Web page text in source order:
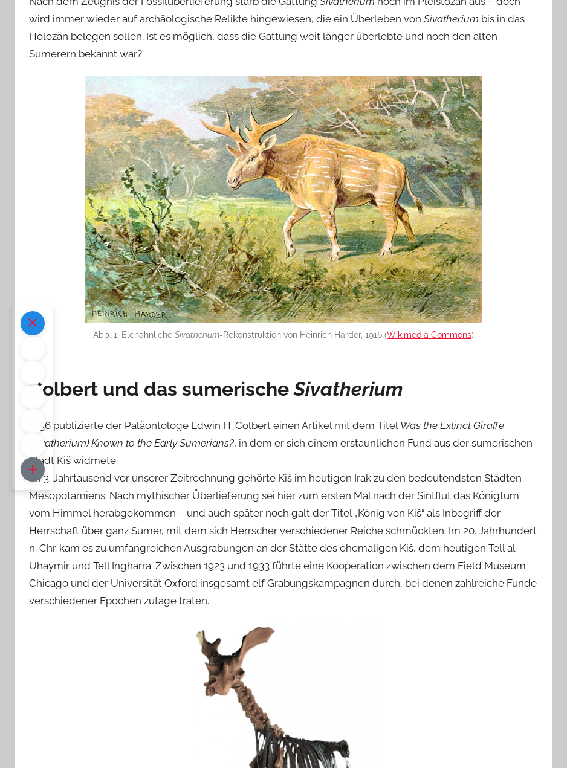
wird immer wieder auf archäologische Relikte hingewiesen, die ein Überleben von Sivatherium bis in das
Holozän belegen sollen. Ist es möglich, dass die Gattung weit länger überlebte und noch den alten
Sumerern bekannt war?
Abb. 1: ElchähnlicheSivatherium-Rekonstruktion von Heinrich Harder, 1916 (Wikimedia Commons)
Colbert und das sumerischeSivatherium
1936 publizierte der Paläontologe Edwin H. Colbert einen Artikel mit dem Titel Was the Extinct Giraffe
(Sivatherium) Known to the Early Sumerians?, in dem er sich einem erstaunlichen Fund aus der sumerischen
Stadt Kiš widmete.
Im 3. Jahrtausend vor unserer Zeitrechnung gehörte Kiš im heutigen Irak zu den bedeutendsten Städten
Mesopotamiens. Nach mythischer Überlieferung sei hier zum ersten Mal nach der Sintflut das Königtum
vom Himmel herabgekommen – und auch später noch galt der Titel „König von Kiš“ als Inbegriff der
Herrschaft über ganz Sumer, mit dem sich Herrscher verschiedener Reiche schmückten. Im 20. Jahrhundert
n. Chr. kam es zu umfangreichen Ausgrabungen an der Stätte des ehemaligen Kiš, dem heutigen Tell al-
Uhaymir und Tell Ingharra. Zwischen 1923 und 1933 führte eine Kooperation zwischen dem Field Museum
Chicago und der Universität Oxford insgesamt elf Grabungskampagnen durch, bei denen zahlreiche Funde
verschiedener Epochen zutage traten.